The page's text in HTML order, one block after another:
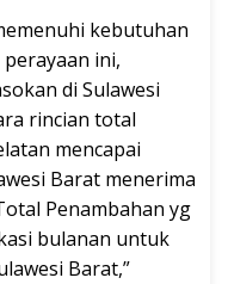
kebutuhan
ini,
di Sulawesi
rincian total
mencapai
Barat menerima
Penambahan yg
bulanan untuk
Barat,”